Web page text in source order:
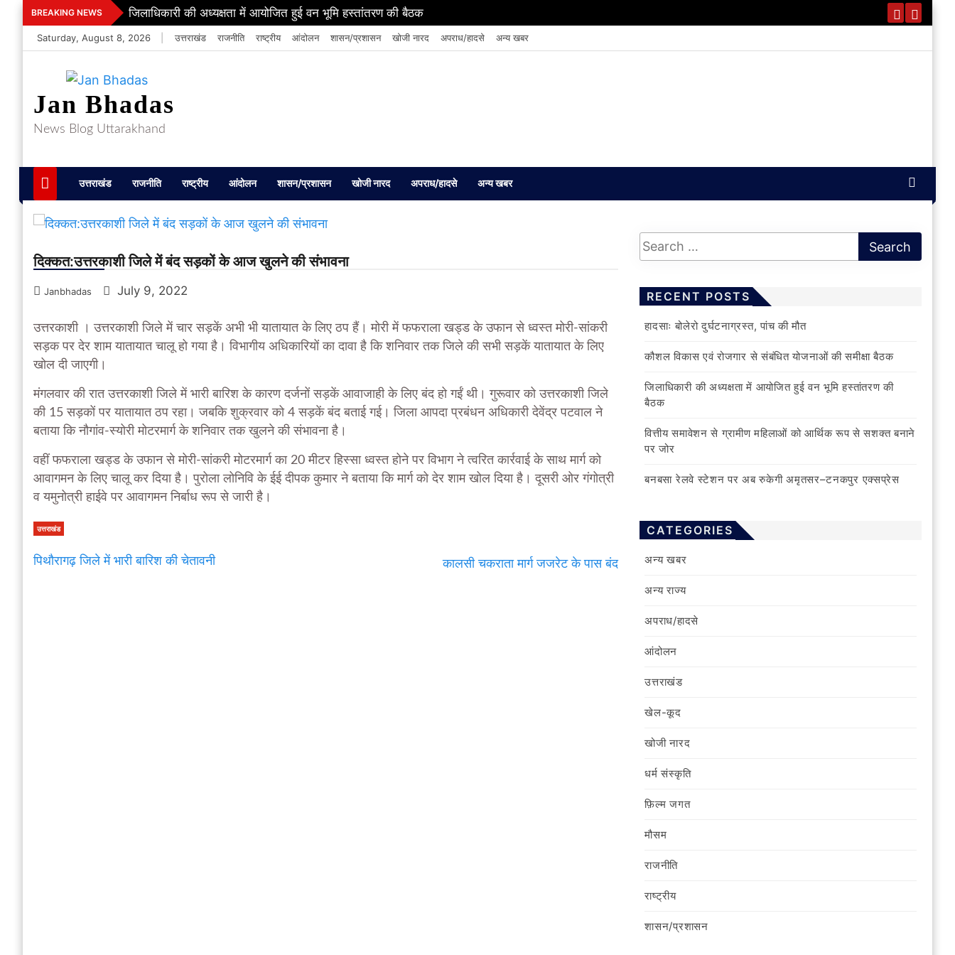
Skip
to
content
BREAKING NEWS जिलाधिकारी की अध्यक्षता में आयोजित हुई वन भूमि हस्तांतरण की बैठक
Saturday, August 8, 2026 उत्तराखंड राजनीति राष्ट्रीय आंदोलन शासन/प्रशासन खोजी नारद अपराध/हादसे अन्य खबर
Jan Bhadas
News Blog Uttarakhand
उत्तराखंड राजनीति राष्ट्रीय आंदोलन शासन/प्रशासन खोजी नारद अपराध/हादसे अन्य खबर
दिक्कत:उत्तरकाशी जिले में बंद सड़कों के आज खुलने की संभावना
Janbhadas July 9, 2022
उत्तरकाशी । उत्तरकाशी जिले में चार सड़कें अभी भी यातायात के लिए ठप हैं। मोरी में फफराला खड्ड के उफान से ध्वस्त मोरी-सांकरी
सड़क पर देर शाम यातायात चालू हो गया है। विभागीय अधिकारियों का दावा है कि शनिवार तक जिले की सभी सड़कें यातायात के लिए
खोल दी जाएगी।
मंगलवार की रात उत्तरकाशी जिले में भारी बारिश के कारण दर्जनों सड़कें आवाजाही के लिए बंद हो गईं थी। गुरूवार को उत्तरकाशी जिले
की 15 सड़कों पर यातायात ठप रहा। जबकि शुक्रवार को 4 सड़कें बंद बताई गई। जिला आपदा प्रबंधन अधिकारी देवेंद्र पटवाल ने
बताया कि नौगांव-स्योरी मोटरमार्ग के शनिवार तक खुलने की संभावना है।
वहीं फफराला खड्ड के उफान से मोरी-सांकरी मोटरमार्ग का 20 मीटर हिस्सा ध्वस्त होने पर विभाग ने त्वरित कार्रवाई के साथ मार्ग को
आवागमन के लिए चालू कर दिया है। पुरोला लोनिवि के ईई दीपक कुमार ने बताया कि मार्ग को देर शाम खोल दिया है। दूसरी ओर गंगोत्री
व यमुनोत्री हाईवे पर आवागमन निर्बाध रूप से जारी है।
उत्तराखंड
पिथौरागढ़ जिले में भारी बारिश की चेतावनी कालसी चकराता मार्ग जजरेट के पास बंद
RECENT POSTS
हादसाः बोलेरो दुर्घटनाग्रस्त, पांच की मौत
कौशल विकास एवं रोजगार से संबंधित योजनाओं की समीक्षा बैठक
जिलाधिकारी की अध्यक्षता में आयोजित हुई वन भूमि हस्तांतरण की
बैठक
वित्तीय समावेशन से ग्रामीण महिलाओं को आर्थिक रूप से सशक्त बनाने
पर जोर
बनबसा रेलवे स्टेशन पर अब रुकेगी अमृतसर–टनकपुर एक्सप्रेस
CATEGORIES
अन्य खबर
अन्य राज्य
अपराध/हादसे
आंदोलन
उत्तराखंड
खेल-कूद
खोजी नारद
धर्म संस्कृति
फ़िल्‍म जगत
मौसम
राजनीति
राष्ट्रीय
शासन/प्रशासन